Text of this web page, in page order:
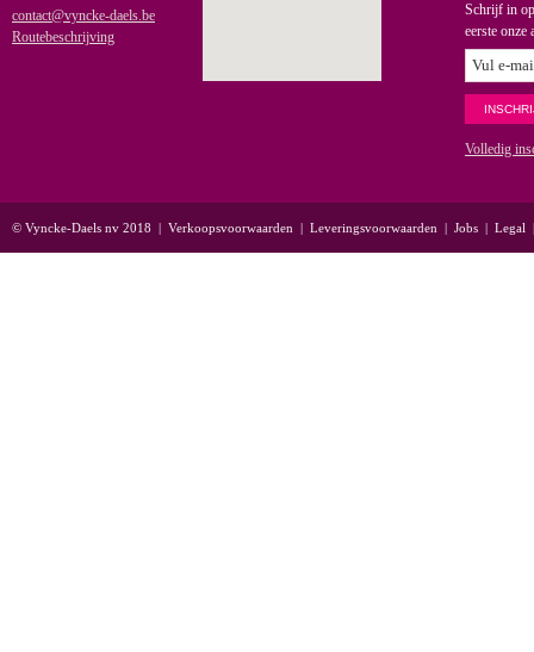
contact@vyncke-daels.be
Routebeschrijving
Schrijf in
eerste onze
Volledig
© Vyncke-Daels nv 2018 | Verkoopsvoorwaarden | Leveringsvoorwaarden | Jobs | Legal